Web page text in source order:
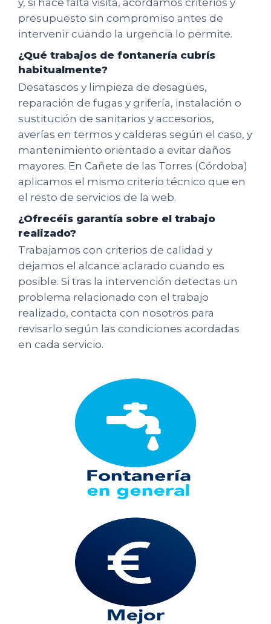
y, si hace falta visita, acordamos criterios y
presupuesto sin compromiso antes de
intervenir cuando la urgencia lo permite.
¿Qué trabajos de fontanería cubrís
habitualmente?
Desatascos y limpieza de desagües,
reparación de fugas y grifería, instalación o
sustitución de sanitarios y accesorios,
averías en termos y calderas según el caso, y
mantenimiento orientado a evitar daños
mayores. En Cañete de las Torres (Córdoba)
aplicamos el mismo criterio técnico que en
el resto de servicios de la web.
¿Ofrecéis garantía sobre el trabajo
realizado?
Trabajamos con criterios de calidad y
dejamos el alcance aclarado cuando es
posible. Si tras la intervención detectas un
problema relacionado con el trabajo
realizado, contacta con nosotros para
revisarlo según las condiciones acordadas
en cada servicio.